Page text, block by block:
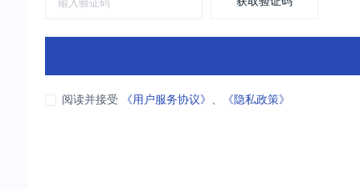
阅读并接受 《用户服务协议》 、 《隐私政策》